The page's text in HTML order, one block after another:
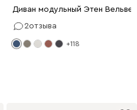
Диван модульный Этен
2отзыва
+118